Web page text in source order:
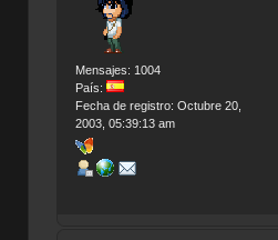
Mensajes: 1004
País:
Fecha de registro: Octubre 20,
2003, 05:39:13 am